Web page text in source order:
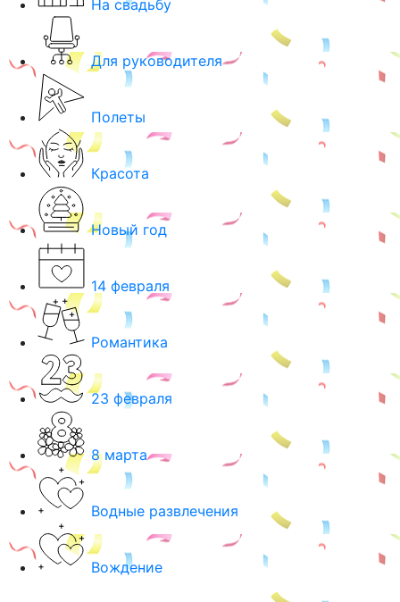
На свадьбу
Для руководителя
Полеты
Красота
Новый год
14 февраля
Романтика
23 февраля
8 марта
Водные развлечения
Вождение